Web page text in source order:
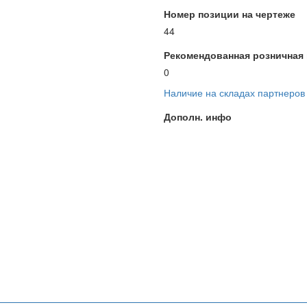
Номер позиции на чертеже
44
Рекомендованная розничная
0
Наличие на складах партнеров
Дополн. инфо